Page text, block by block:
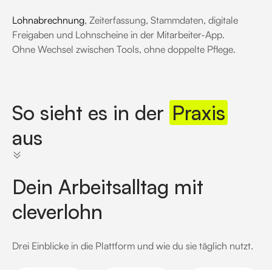
Lohnabrechnung, Zeiterfassung, Stammdaten, digitale
Freigaben und Lohnscheine in der Mitarbeiter-App.
Ohne Wechsel zwischen Tools, ohne doppelte Pflege.
So sieht es in der Praxis
aus
Dein Arbeitsalltag mit
cleverlohn
Drei Einblicke in die Plattform und wie du sie täglich nutzt.